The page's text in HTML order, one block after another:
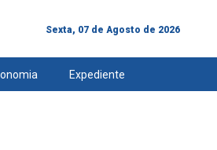
Sexta, 07 de Agosto de 2026
Expediente